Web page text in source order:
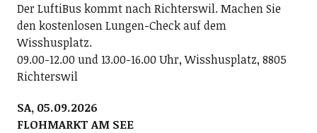
Der LuftiBus kommt nach Richterswil. Machen Sie
den kostenlosen Lungen-Check auf dem
Wisshusplatz.
09.00-12.00 und 13.00-16.00 Uhr, Wisshusplatz, 8805
Richterswil
SA, 05.09.2026
FLOHMARKT AM SEE